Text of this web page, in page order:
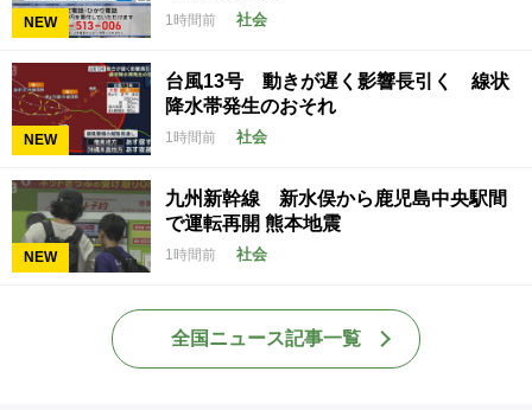
NEW 1時間前 社会
NEW
台風13号 動きが遅く影響長引く 線状
降水帯発生のおそれ
1時間前 社会
NEW
九州新幹線 新水俣から鹿児島中央駅間
で運転再開 熊本地震
1時間前 社会
全国ニュース記事一覧